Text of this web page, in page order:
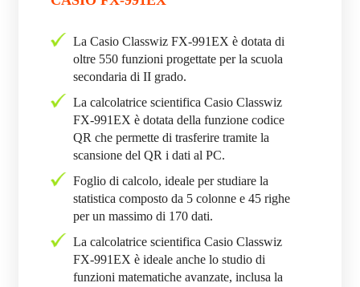
La Casio Classwiz FX-991EX è dotata di
oltre 550 funzioni progettate per la scuola
secondaria di II grado.
La calcolatrice scientifica Casio Classwiz
FX-991EX è dotata della funzione codice
QR che permette di trasferire tramite la
scansione del QR i dati al PC.
Foglio di calcolo, ideale per studiare la
statistica composto da 5 colonne e 45 righe
per un massimo di 170 dati.
La calcolatrice scientifica Casio Classwiz
FX-991EX è ideale anche lo studio di
funzioni matematiche avanzate, inclusa la